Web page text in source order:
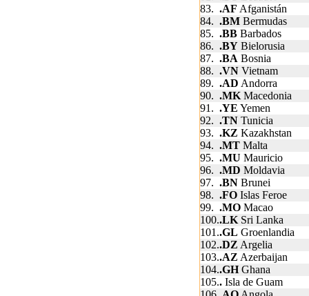
83. .AF Afganistán
84. .BM Bermudas
85. .BB Barbados
86. .BY Bielorusia
87. .BA Bosnia
88. .VN Vietnam
89. .AD Andorra
90. .MK Macedonia
91. .YE Yemen
92. .TN Tunicia
93. .KZ Kazakhstan
94. .MT Malta
95. .MU Mauricio
96. .MD Moldavia
97. .BN Brunei
98. .FO Islas Feroe
99. .MO Macao
100..LK Sri Lanka
101..GL Groenlandia
102..DZ Argelia
103..AZ Azerbaijan
104..GHGhana
105.. Isla de Guam